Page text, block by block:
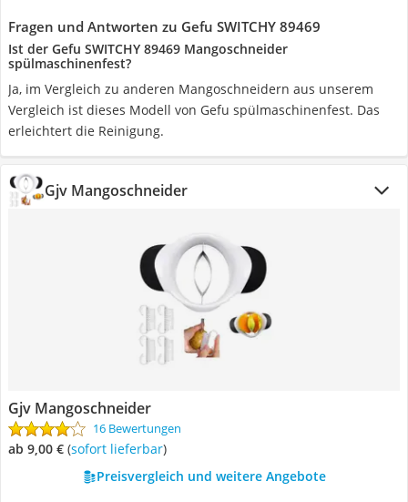
Fragen und Antworten zu Gefu SWITCHY 89469
Ist der Gefu SWITCHY 89469 Mangoschneider
spülmaschinenfest?
Ja, im Vergleich zu anderen Mangoschneidern aus unserem
Vergleich ist dieses Modell von Gefu spülmaschinenfest. Das
erleichtert die Reinigung.
Gjv Mangoschneider
Gjv Mangoschneider
16 Bewertungen
ab 9,00 € ( Sofort lieferbar)
Preisvergleich und weitere Angebote